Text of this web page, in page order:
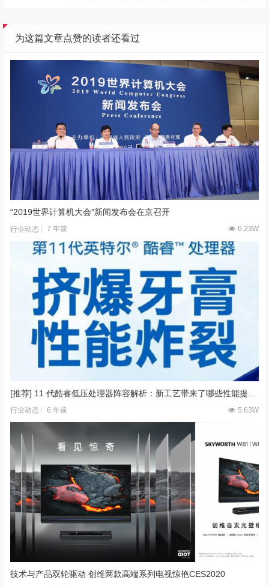
为这篇文章点赞的读者还看过
“2019世界计算机大会”新闻发布会在京召开
行业动态 7 年前 6.23W
行业动态 6 年前 5.63W
技术与产品双轮驱动 创维两款高端系列电视惊艳CES2020